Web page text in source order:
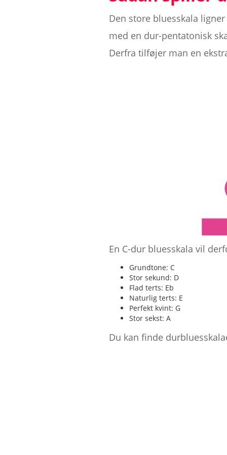
Den store bluesskala
med en dur-pentatonisk
Derfra tilføjer man en
En C-dur bluesskala vil
Grundtone: C
Stor sekund: D
Flad terts: Eb
Naturlig terts: E
Perfekt kvint: G
Stor sekst: A
Du kan finde